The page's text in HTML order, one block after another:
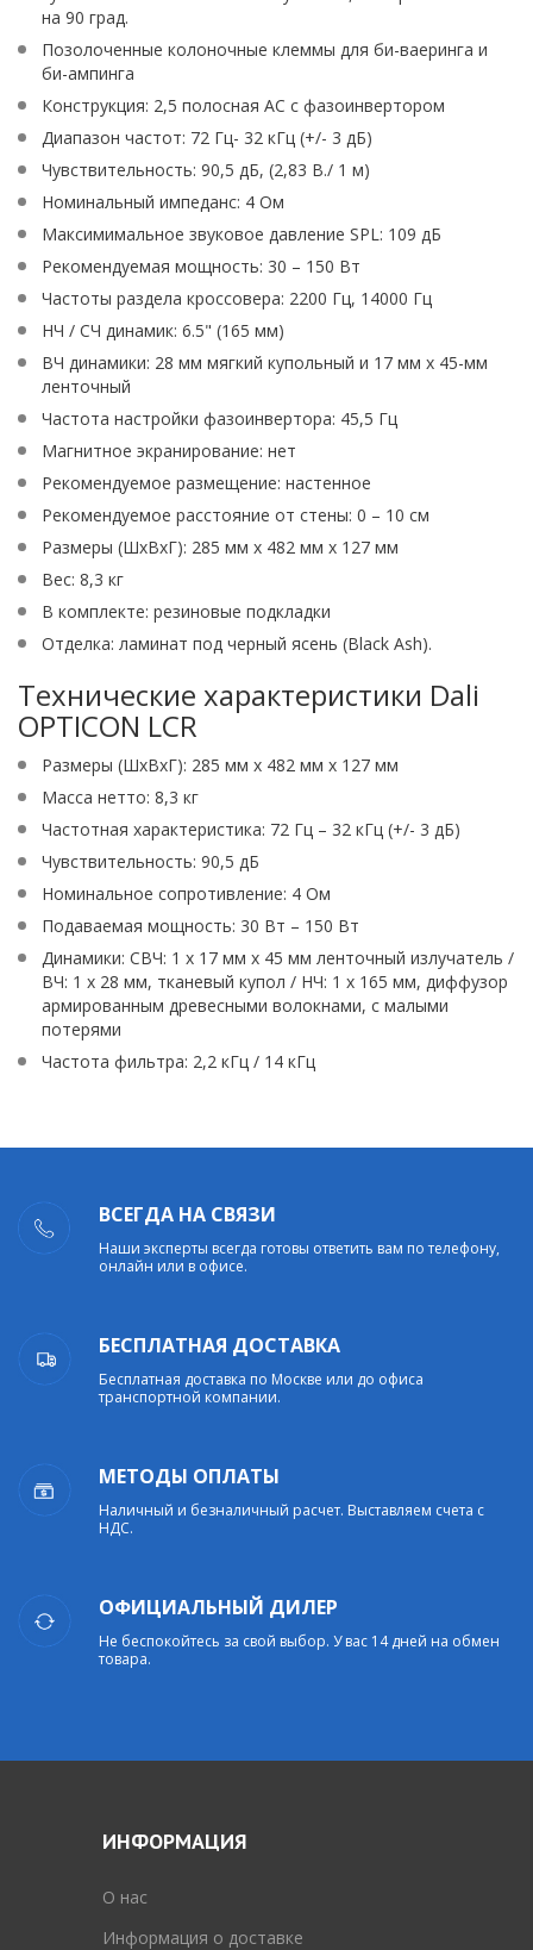
на 90 град.
Позолоченные колоночные клеммы для би-ваеринга и
би-ампинга
Конструкция: 2,5 полосная АС с фазоинвертором
Диапазон частот: 72 Гц- 32 кГц (+/- 3 дБ)
Чувствительность: 90,5 дБ, (2,83 В./ 1 м)
Номинальный импеданс: 4 Ом
Максимимальное звуковое давление SPL: 109 дБ
Рекомендуемая мощность: 30 – 150 Вт
Частоты раздела кроссовера: 2200 Гц, 14000 Гц
НЧ / СЧ динамик: 6.5" (165 мм)
ВЧ динамики: 28 мм мягкий купольный и 17 мм х 45-мм
ленточный
Частота настройки фазоинвертора: 45,5 Гц
Магнитное экранирование: нет
Рекомендуемое размещение: настенное
Рекомендуемое расстояние от стены: 0 – 10 см
Размеры (ШхВхГ): 285 мм x 482 мм x 127 мм
Вес: 8,3 кг
В комплекте: резиновые подкладки
Отделка: ламинат под черный ясень (Black Ash).
Технические характеристики Dali
OPTICON LCR
Размеры (ШхВхГ): 285 мм х 482 мм х 127 мм
Масса нетто: 8,3 кг
Частотная характеристика: 72 Гц – 32 кГц (+/- 3 дБ)
Чувствительность: 90,5 дБ
Номинальное сопротивление: 4 Ом
Подаваемая мощность: 30 Вт – 150 Вт
Динамики: СВЧ: 1 х 17 мм х 45 мм ленточный излучатель /
ВЧ: 1 х 28 мм, тканевый купол / НЧ: 1 х 165 мм, диффузор
армированным древесными волокнами, с малыми
потерями
Частота фильтра: 2,2 кГц / 14 кГц
ВСЕГДА НА СВЯЗИ
Наши эксперты всегда готовы ответить вам по телефону,
онлайн или в офисе.
БЕСПЛАТНАЯ ДОСТАВКА
Бесплатная доставка по Москве или до офиса
транспортной компании.
МЕТОДЫ ОПЛАТЫ
Наличный и безналичный расчет. Выставляем счета с
НДС.
ОФИЦИАЛЬНЫЙ ДИЛЕР
Не беспокойтесь за свой выбор. У вас 14 дней на обмен
товара.
ИНФОРМАЦИЯ
O нас
Информация о доставке